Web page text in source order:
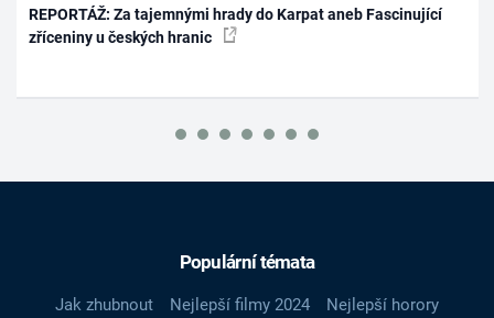
REPORTÁŽ: Za tajemnými hrady do Karpat aneb Fascinující
zříceniny u českých hranic
Populární témata
Jak zhubnout Nejlepší filmy 2024
Nejlepší horory